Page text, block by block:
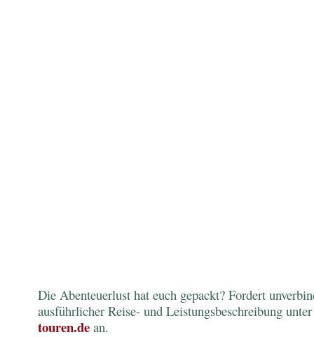
Die Abenteuerlust hat euch gepackt? Fordert
ausführlicher Reise- und Leistungsbeschreibung unter
touren.de an.